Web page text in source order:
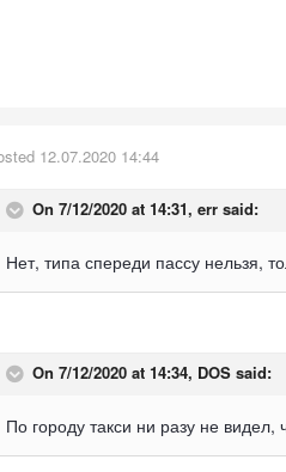
12.07.2020 14:44
On 7/12/2020 at 14:31, err said:
Нет, типа спереди пассу нельзя,
On 7/12/2020 at 14:34, DOS said:
По городу такси ни разу не